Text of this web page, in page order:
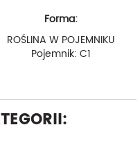
Forma:
ROŚLINA W POJEMNIKU
Pojemnik: C1